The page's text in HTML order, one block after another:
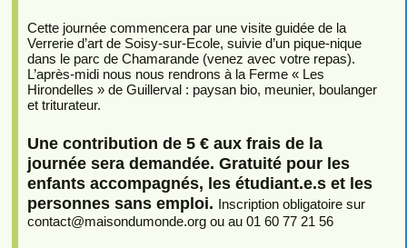
Cette journée commencera par une visite guidée de la
Verrerie d’art de Soisy-sur-Ecole, suivie d’un pique-nique
dans le parc de Chamarande (venez avec votre repas).
L’après-midi nous nous rendrons à la Ferme « Les
Hirondelles » de Guillerval : paysan bio, meunier, boulanger
et triturateur.
Une contribution de 5 € aux frais de la
journée sera demandée. Gratuité pour les
enfants accompagnés, les étudiant.e.s et les
personnes sans emploi. Inscription obligatoire sur
contact@maisondumonde.org ou au 01 60 77 21 56